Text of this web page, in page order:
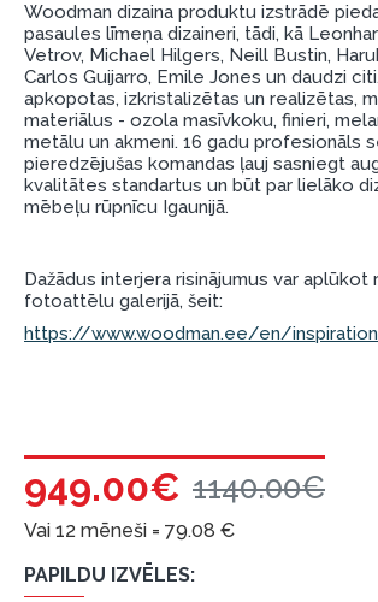
Pirms kredīta noformēšanas,
preču piegādes noteikumiem , kā
garantijas un atgriesanas
Finansiālā atbildība:
Aicinām aizņemties atbildīgi!
lūdzu, izvērtējiet savas finansiālās
Woodman dizaina produktu izstrādē
pasaules līmeņa dizaineri, tādi, kā
Vetrov, Michael Hilgers, Neill Bustin,
Carlos Guijarro, Emile Jones un daudzi
apkopotas, izkristalizētas un realizētas,
materiālus - ozola masīvkoku, finieri,
metālu un akmeni. 16 gadu profesionāls
pieredzējušas komandas ļauj sasniegt
kvalitātes standartus un būt par lielāko
mēbeļu rūpnīcu Igaunijā.
Dažādus interjera risinājumus var aplūkot
fotoattēlu galerijā, šeit:
https://www.woodman.ee/en/inspiration
949.00€ 1140.00€
Vai 12 mēneši = 79.08 €
PAPILDU IZVĒLES: